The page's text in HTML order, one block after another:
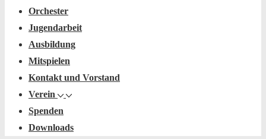
Orchester
Jugendarbeit
Ausbildung
Mitspielen
Kontakt und Vorstand
Verein
Spenden
Downloads